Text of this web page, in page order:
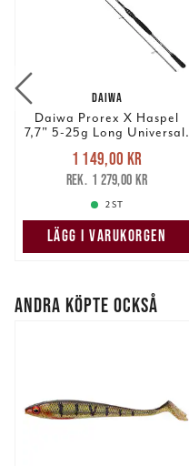
DAIWA
Daiwa Prorex X Haspel
7,7" 5-25g Long Universal.
Nuvarande pris
1 149,00 krTidigare pris
1 279,00 kr
1 149,00 kr
1 279,00 kr
2 ST
LÄGG I VARUKORGEN
ANDRA KÖPTE OCKSÅ